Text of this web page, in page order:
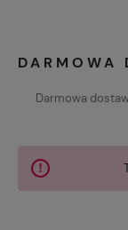
DARMOWA
Darmowa